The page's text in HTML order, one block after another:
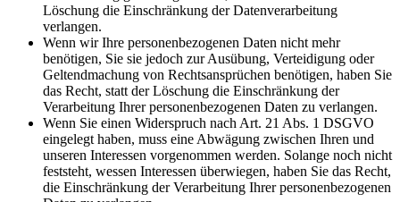
Löschung die Einschränkung der Datenverarbeitung
verlangen.
Wenn wir Ihre personenbezogenen Daten nicht mehr
benötigen, Sie sie jedoch zur Ausübung, Verteidigung oder
Geltendmachung von Rechtsansprüchen benötigen, haben Sie
das Recht, statt der Löschung die Einschränkung der
Verarbeitung Ihrer personenbezogenen Daten zu verlangen.
Wenn Sie einen Widerspruch nach Art. 21 Abs. 1 DSGVO
eingelegt haben, muss eine Abwägung zwischen Ihren und
unseren Interessen vorgenommen werden. Solange noch nicht
feststeht, wessen Interessen überwiegen, haben Sie das Recht,
die Einschränkung der Verarbeitung Ihrer personenbezogenen